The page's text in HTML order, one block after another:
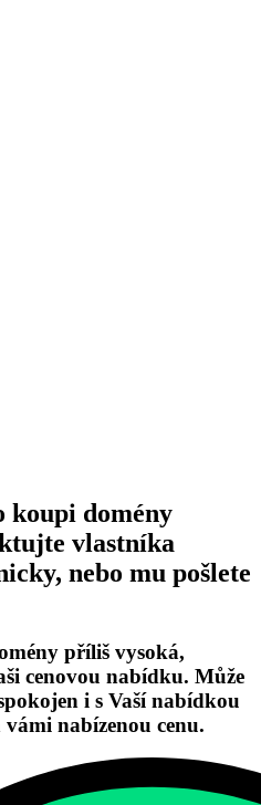
koupi domény
vlastníka
nebo mu pošlete
příliš vysoká,
cenovou nabídku. Může
i s Vaší nabídkou
nabízenou cenu.